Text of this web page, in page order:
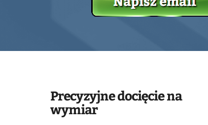
Precyzyjne docięcie na
wymiar